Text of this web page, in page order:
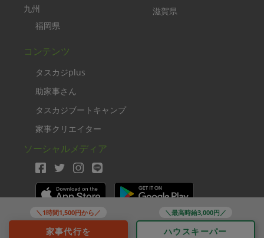
＼1時間1,500円から／
家事代行を
＼最高時給3,000円／
ハウスキーパー
九州
福岡県
滋賀県
コンテンツ
タスカジplus
助家事さん
タスカジブートキャンプ
家事クリエイター
ソーシャルメディア